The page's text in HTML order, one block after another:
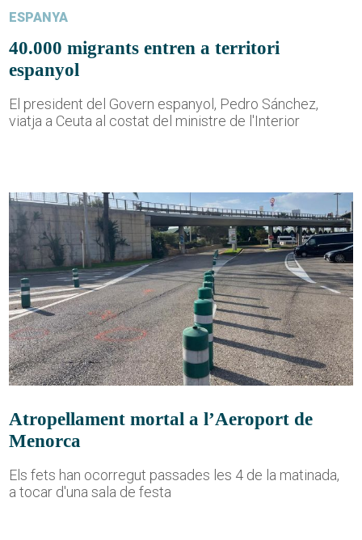
ESPANYA
40.000 migrants entren a territori
espanyol
El president del Govern espanyol, Pedro Sánchez,
viatja a Ceuta al costat del ministre de l'Interior
Atropellament mortal a l’Aeroport de
Menorca
Els fets han ocorregut passades les 4 de la matinada,
a tocar d'una sala de festa